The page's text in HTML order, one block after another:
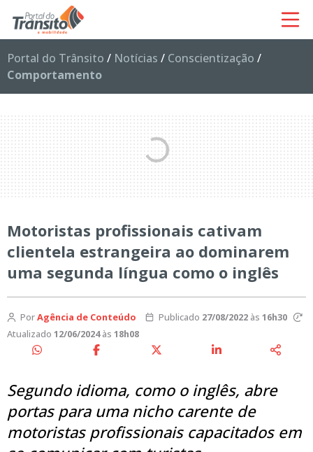
Portal do Trânsito / Notícias / Conscientização /
Comportamento
Motoristas profissionais cativam
clientela estrangeira ao dominarem
uma segunda língua como o inglês
PorAgência de Conteúdo Publicado 27/08/2022às 16h30
Atualizado 12/06/2024às 18h08
Segundo idioma, como o inglês, abre
portas para uma nicho carente de
motoristas profissionais capacitados em